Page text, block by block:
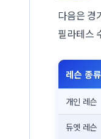
다음은 경
필라테스
레슨 종류
개인 레슨
듀엣 레슨